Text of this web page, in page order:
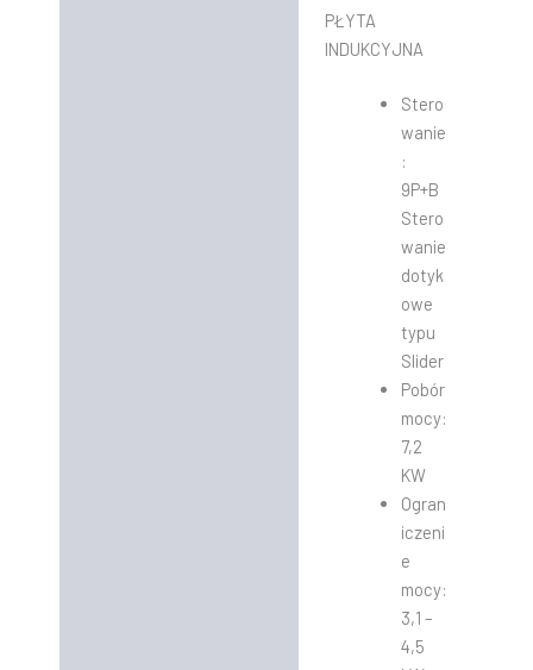
PŁYTA
INDUKCYJNA
Stero
wanie
:
9P+B
Stero
wanie
dotyk
owe
typu
Slider
Pobór
mocy:
7,2
KW
Ogran
iczeni
e
mocy:
3,1 –
4,5